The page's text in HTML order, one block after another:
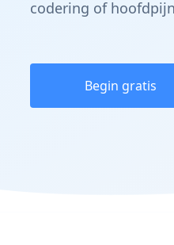
codering of
Begin gratis